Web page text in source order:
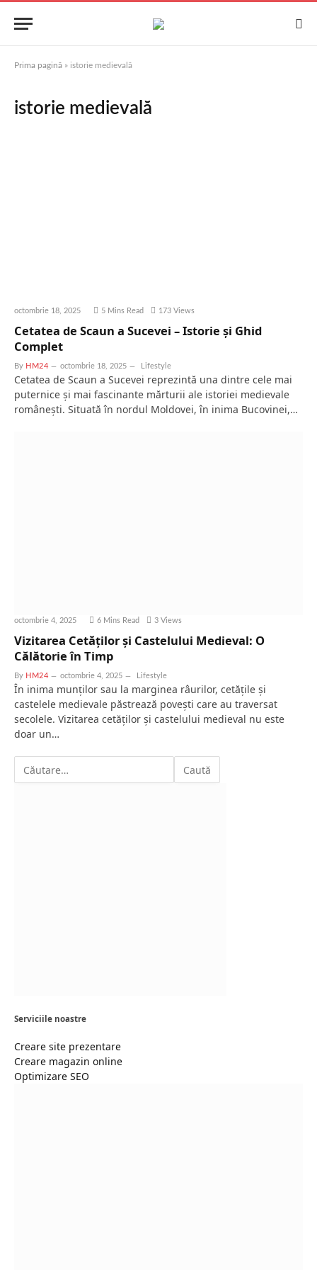
Prima pagină » istorie medievală
istorie medievală
octombrie 18, 2025 5 Mins Read 173 Views
Cetatea de Scaun a Sucevei – Istorie și Ghid
Complet
By HM24 octombrie 18, 2025 Lifestyle
Cetatea de Scaun a Sucevei reprezintă una dintre cele mai
puternice și mai fascinante mărturii ale istoriei medievale
românești. Situată în nordul Moldovei, în inima Bucovinei,…
octombrie 4, 2025 6 Mins Read 3 Views
Vizitarea Cetăților și Castelului Medieval: O
Călătorie în Timp
By HM24 octombrie 4, 2025 Lifestyle
În inima munților sau la marginea râurilor, cetățile și
castelele medievale păstrează povești care au traversat
secolele. Vizitarea cetăților și castelului medieval nu este
doar un…
Serviciile noastre
Creare site prezentare
Creare magazin online
Optimizare SEO